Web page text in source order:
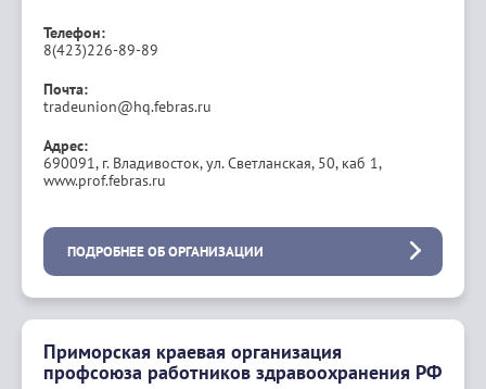
Телефон:
8(423)226-89-89
Почта:
tradeunion@hq.febras.ru
Адрес:
690091, г. Владивосток, ул. Светланская, 50, каб 1,
www.prof.febras.ru
ПОДРОБНЕЕ ОБ ОРГАНИЗАЦИИ
Приморская краевая организация
профсоюза работников здравоохранения РФ